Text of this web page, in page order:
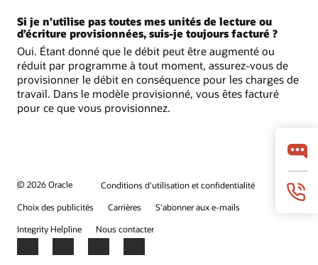
Si je n’utilise pas toutes mes unités de lecture ou
d’écriture provisionnées, suis-je toujours facturé ?
Oui. Étant donné que le débit peut être augmenté ou
réduit par programme à tout moment, assurez-vous de
provisionner le débit en conséquence pour les charges de
travail. Dans le modèle provisionné, vous êtes facturé
pour ce que vous provisionnez.
© 2026 Oracle
Conditions d'utilisation et confidentialité
Choix des publicités
Carrières
S'abonner aux e-mails
Integrity Helpline
Nous contacter
Facebook
X LinkedInYouTube